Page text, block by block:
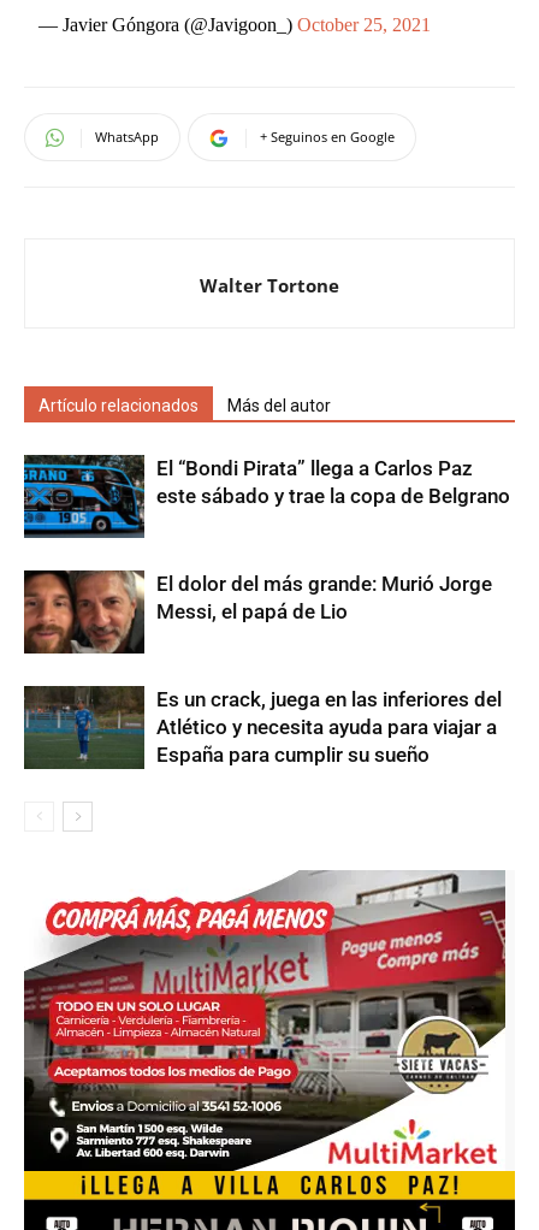
— Javier Góngora (@Javigoon_)October 25, 2021
WhatsApp + Seguinos en Google
Walter Tortone
Artículo relacionados Más del autor
El “Bondi Pirata” llega a Carlos Paz
este sábado y trae la copa de Belgrano
El dolor del más grande: Murió Jorge
Messi, el papá de Lio
Es un crack, juega en las inferiores del
Atlético y necesita ayuda para viajar a
España para cumplir su sueño